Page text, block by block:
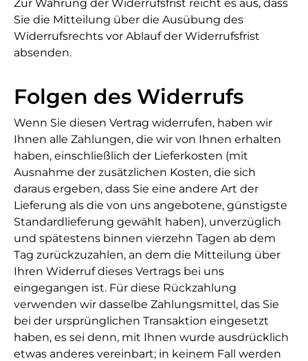
Zur Wahrung der Widerrufsfrist reicht es aus, dass
Sie die Mitteilung über die Ausübung des
Widerrufsrechts vor Ablauf der Widerrufsfrist
absenden.
Folgen des Widerrufs
Wenn Sie diesen Vertrag widerrufen, haben wir
Ihnen alle Zahlungen, die wir von Ihnen erhalten
haben, einschließlich der Lieferkosten (mit
Ausnahme der zusätzlichen Kosten, die sich
daraus ergeben, dass Sie eine andere Art der
Lieferung als die von uns angebotene, günstigste
Standardlieferung gewählt haben), unverzüglich
und spätestens binnen vierzehn Tagen ab dem
Tag zurückzuzahlen, an dem die Mitteilung über
Ihren Widerruf dieses Vertrags bei uns
eingegangen ist. Für diese Rückzahlung
verwenden wir dasselbe Zahlungsmittel, das Sie
bei der ursprünglichen Transaktion eingesetzt
haben, es sei denn, mit Ihnen wurde ausdrücklich
etwas anderes vereinbart; in keinem Fall werden